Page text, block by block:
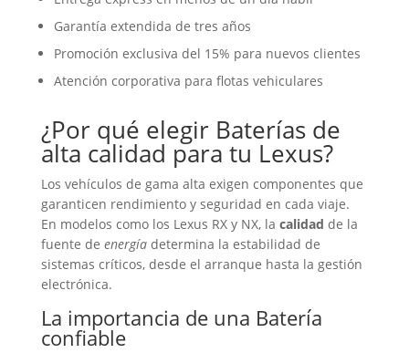
Garantía extendida de tres años
Promoción exclusiva del 15% para nuevos clientes
Atención corporativa para flotas vehiculares
¿Por qué elegir Bateríasde
alta calidad para tu Lexus?
Los vehículos de gama alta exigen componentes que
garanticen rendimiento y seguridad en cada viaje.
En modelos como los Lexus RX y NX, la calidad de la
fuente de energíadetermina la estabilidad de
sistemas críticos, desde el arranque hasta la gestión
electrónica.
La importancia de una Batería
confiable